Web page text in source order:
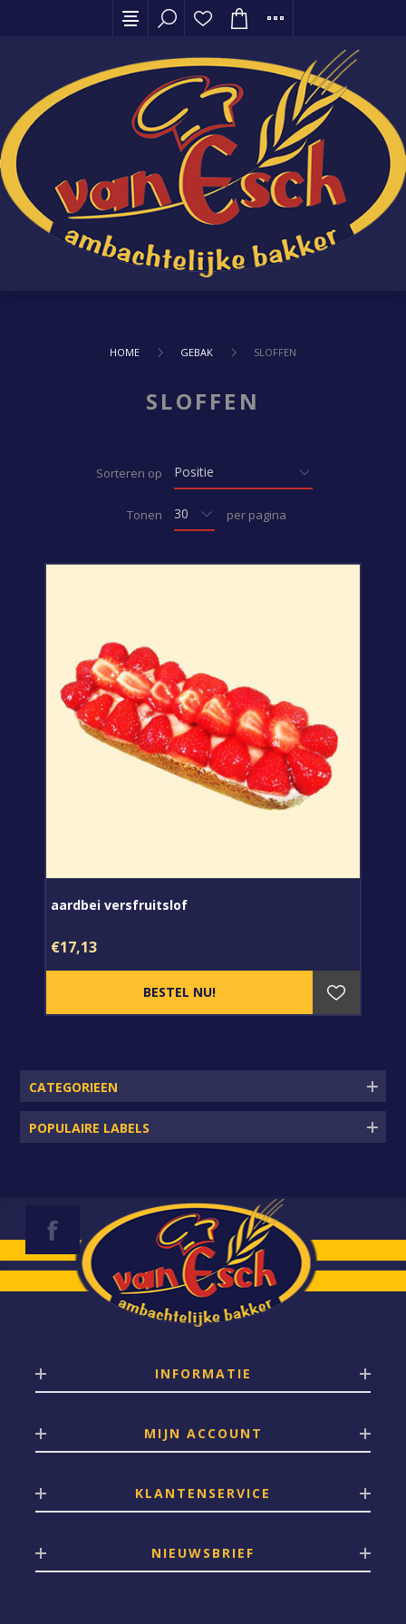
HOME GEBAK SLOFFEN
SLOFFEN
Sorteren op
Tonen per pagina
aardbei versfruitslof
€17,13
CATEGORIEEN
POPULAIRE LABELS
INFORMATIE
MIJN ACCOUNT
KLANTENSERVICE
NIEUWSBRIEF